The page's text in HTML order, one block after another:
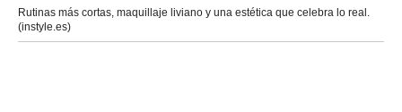
Rutinas más cortas, maquillaje liviano y una estética que celebra lo real.
(instyle.es)